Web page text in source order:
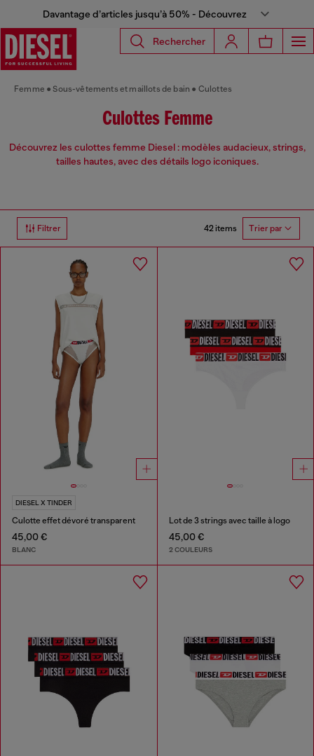
Davantage d’articles jusqu’à 50% - Découvrez
Rechercher
Femme Sous-vêtements et maillots de bain Culottes
Culottes Femme
Découvrez les culottes femme Diesel : modèles audacieux, strings,
tailles hautes, avec des détails logo iconiques.
Filtrer 42 items Trier par
DIESEL X TINDER
Culotte effet dévoré transparent
45,00 €
BLANC
Lot de 3 strings avec taille à logo
45,00 €
2 COULEURS